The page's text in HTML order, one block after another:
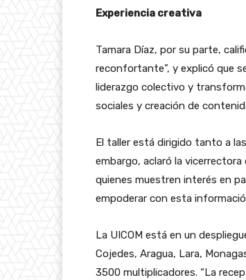
Experiencia creativa
Tamara Díaz, por su parte,
reconfortante”, y explicó que
liderazgo colectivo y
sociales y creación de
El taller está dirigido tanto a
embargo, aclaró la
quienes muestren interés en
empoderar con esta
La UICOM está en un
Cojedes, Aragua, Lara,
3500 multiplicadores. “La